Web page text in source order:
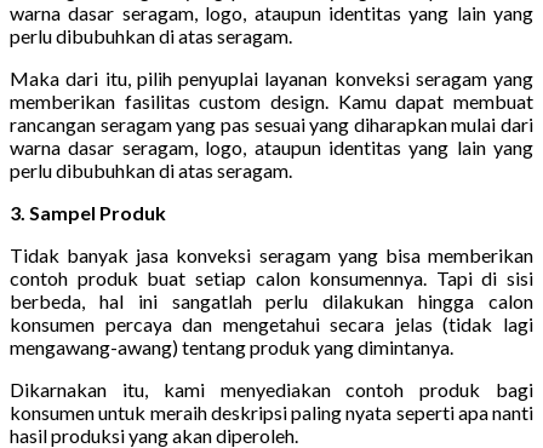
warna dasar seragam, logo, ataupun identitas yang lain yang
perlu dibubuhkan di atas seragam.
Maka dari itu, pilih penyuplai layanan konveksi seragam yang
memberikan fasilitas custom design. Kamu dapat membuat
rancangan seragam yang pas sesuai yang diharapkan mulai dari
warna dasar seragam, logo, ataupun identitas yang lain yang
perlu dibubuhkan di atas seragam.
3. Sampel Produk
Tidak banyak jasa konveksi seragam yang bisa memberikan
contoh produk buat setiap calon konsumennya. Tapi di sisi
berbeda, hal ini sangatlah perlu dilakukan hingga calon
konsumen percaya dan mengetahui secara jelas (tidak lagi
mengawang-awang) tentang produk yang dimintanya.
Dikarnakan itu, kami menyediakan contoh produk bagi
konsumen untuk meraih deskripsi paling nyata seperti apa nanti
hasil produksi yang akan diperoleh.